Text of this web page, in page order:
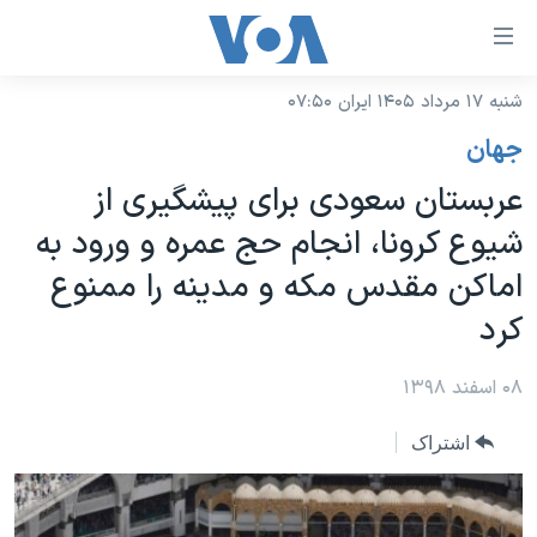
لینکهای
دسترسی
جهش
محتوای
اصلی
جهش
به
صفحه
جهش
جستجو
نسخه سبک وب‌سایت
موضوع ها
ایران
آمریکا
جهان
ورزشی
گزیده‌ها
ویژه برنامه‌ها
ویدیوها
برنامه های تلویزیونی
جدول برنامه ها
صفحه‌های ویژه
جام جهانی ۲۰۲۶
عملیات خشم حماسی
۲۵۰سالگی آمریکا
بایگانی برنامه‌های تلویزیونی
فرکانس‌های صدای آمریکا
پخش رادیویی
یادگیری زبان انگلیسی
شنبه ۱۷ مرداد ۱۴۰۵ ایران ۰۷:۵۰
جهان
عربستان سعودی برای پیشگیری از
شیوع کرونا، انجام حج عمره و ورود به
اماکن مقدس مکه و مدینه را ممنوع
کرد
۰۸ اسفند ۱۳۹۸
اشتراک